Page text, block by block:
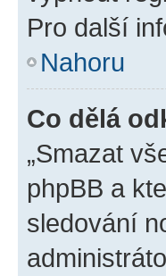
Pro další
Nahoru
Co dělá
„Smazat
phpBB a
sledování